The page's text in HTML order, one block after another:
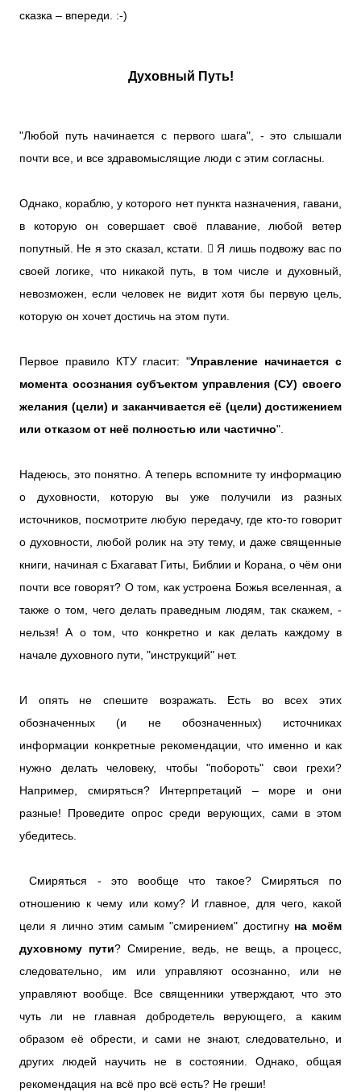
сказка – впереди. :-)
Духовный Путь!
"Любой путь начинается с первого шага", - это слышали
почти все, и все здравомыслящие люди с этим согласны.
Однако, кораблю, у которого нет пункта назначения, гавани,
в которую он совершает своё плавание, любой ветер
попутный. Не я это сказал, кстати.  Я лишь подвожу вас по
своей логике, что никакой путь, в том числе и духовный,
невозможен, если человек не видит хотя бы первую цель,
которую он хочет достичь на этом пути.
Первое правило КТУ гласит: "Управление начинается с
момента осознания субъектом управления (СУ) своего
желания (цели) и заканчивается её (цели) достижением
или отказом от неё полностью или частично".
Надеюсь, это понятно. А теперь вспомните ту информацию
о духовности, которую вы уже получили из разных
источников, посмотрите любую передачу, где кто-то говорит
о духовности, любой ролик на эту тему, и даже священные
книги, начиная с Бхагават Гиты, Библии и Корана, о чём они
почти все говорят? О том, как устроена Божья вселенная, а
также о том, чего делать праведным людям, так скажем, -
нельзя! А о том, что конкретно и как делать каждому в
начале духовного пути, "инструкций" нет.
И опять не спешите возражать. Есть во всех этих
обозначенных (и не обозначенных) источниках
информации конкретные рекомендации, что именно и как
нужно делать человеку, чтобы "побороть" свои грехи?
Например, смиряться? Интерпретаций – море и они
разные! Проведите опрос среди верующих, сами в этом
убедитесь.
Смиряться - это вообще что такое? Смиряться по
отношению к чему или кому? И главное, для чего, какой
цели я лично этим самым "смирением" достигну на моём
духовному пути? Смирение, ведь, не вещь, а процесс,
следовательно, им или управляют осознанно, или не
управляют вообще. Все священники утверждают, что это
чуть ли не главная добродетель верующего, а каким
образом её обрести, и сами не знают, следовательно, и
других людей научить не в состоянии. Однако, общая
рекомендация на всё про всё есть? Не греши!